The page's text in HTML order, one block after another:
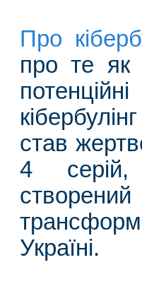
Про
про те як
став
4
Україні.